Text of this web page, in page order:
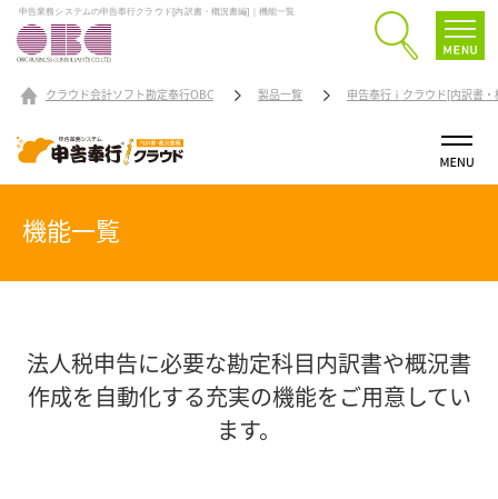
申告業務システムの申告奉行クラウド[内訳書・概況書編]｜機能一覧
クラウド会計ソフト勘定奉行OBC 製品一覧 申告奉行ｉクラウド[内訳書・
機能一覧
法人税申告に必要な勘定科目内訳書や概況書
作成を自動化する 充実の機能をご用意してい
ます。